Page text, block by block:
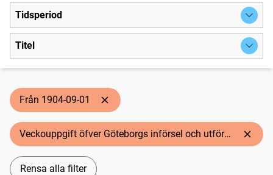
Tidsperiod
Titel
Från 1904-09-01
Veckouppgift öfver Göteborgs införsel och utförsel
Rensa alla filter